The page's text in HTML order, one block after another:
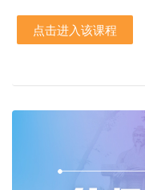
点击进入该课程